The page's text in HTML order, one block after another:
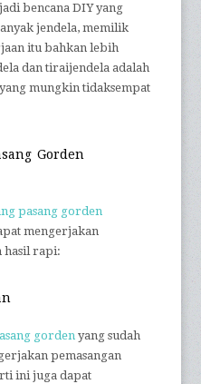
bencana DIY yang
jendela, memilik
itu bahkan lebih
dan tiraijendela adalah
mungkin tidaksempat
Gorden
pasang gorden
mengerjakan
hasil rapi:
gorden yang sudah
pemasangan
ini juga dapat